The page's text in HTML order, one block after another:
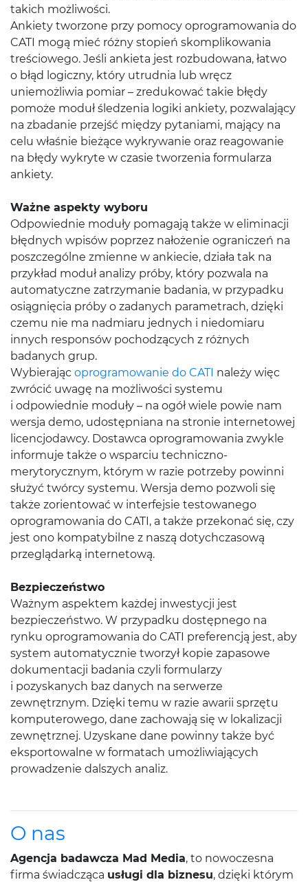
takich możliwości.
Ankiety tworzone przy pomocy oprogramowania do
CATI mogą mieć różny stopień skomplikowania
treściowego. Jeśli ankieta jest rozbudowana, łatwo
o błąd logiczny, który utrudnia lub wręcz
uniemożliwia pomiar – zredukować takie błędy
pomoże moduł śledzenia logiki ankiety, pozwalający
na zbadanie przejść między pytaniami, mający na
celu właśnie bieżące wykrywanie oraz reagowanie
na błędy wykryte w czasie tworzenia formularza
ankiety.
Ważne aspekty wyboru
Odpowiednie moduły pomagają także w eliminacji
błędnych wpisów poprzez nałożenie ograniczeń na
poszczególne zmienne w ankiecie, działa tak na
przykład moduł analizy próby, który pozwala na
automatyczne zatrzymanie badania, w przypadku
osiągnięcia próby o zadanych parametrach, dzięki
czemu nie ma nadmiaru jednych i niedomiaru
innych responsów pochodzących z różnych
badanych grup.
Wybierając oprogramowanie do CATI należy więc
zwrócić uwagę na możliwości systemu
i odpowiednie moduły – na ogół wiele powie nam
wersja demo, udostępniana na stronie internetowej
licencjodawcy. Dostawca oprogramowania zwykle
informuje także o wsparciu techniczno-
merytorycznym, którym w razie potrzeby powinni
służyć twórcy systemu. Wersja demo pozwoli się
także zorientować w interfejsie testowanego
oprogramowania do CATI, a także przekonać się, czy
jest ono kompatybilne z naszą dotychczasową
przeglądarką internetową.
Bezpieczeństwo
Ważnym aspektem każdej inwestycji jest
bezpieczeństwo. W przypadku dostępnego na
rynku oprogramowania do CATI preferencją jest, aby
system automatycznie tworzył kopie zapasowe
dokumentacji badania czyli formularzy
i pozyskanych baz danych na serwerze
zewnętrznym. Dzięki temu w razie awarii sprzętu
komputerowego, dane zachowają się w lokalizacji
zewnętrznej. Uzyskane dane powinny także być
eksportowalne w formatach umożliwiających
prowadzenie dalszych analiz.
O nas
Agencja badawcza Mad Media, to nowoczesna
firma świadcząca usługi dla biznesu, dzięki którym